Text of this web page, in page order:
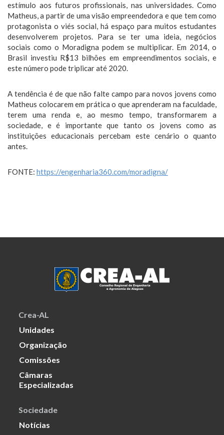
estímulo aos futuros profissionais, nas universidades. Como
Matheus, a partir de uma visão empreendedora e que tem como
protagonista o viés social, há espaço para muitos estudantes
desenvolverem projetos. Para se ter uma ideia, negócios
sociais como o Moradigna podem se multiplicar. Em 2014, o
Brasil investiu R$13 bilhões em empreendimentos sociais, e
este número pode triplicar até 2020.
A tendência é de que não falte campo para novos jovens como
Matheus colocarem em prática o que aprenderam na faculdade,
terem uma renda e, ao mesmo tempo, transformarem a
sociedade, e é importante que tanto os jovens como as
instituições educacionais percebam este cenário o quanto
antes.
FONTE: https://engenharia360.com/moradigna/
Crea-AL
Unidades
Organização
Comissões
Câmaras
Especializadas
Sociedade
Notícias